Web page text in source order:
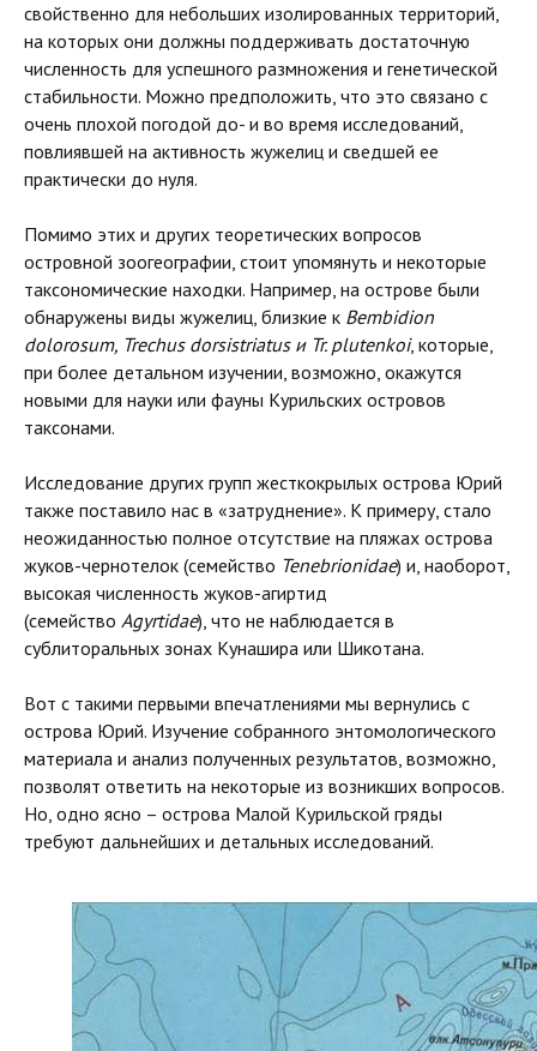
свойственно для небольших изолированных территорий,
на которых они должны поддерживать достаточную
численность для успешного размножения и генетической
стабильности. Можно предположить, что это связано с
очень плохой погодой до- и во время исследований,
повлиявшей на активность жужелиц и сведшей ее
практически до нуля.
Помимо этих и других теоретических вопросов
островной зоогеографии, стоит упомянуть и некоторые
таксономические находки. Например, на острове были
обнаружены виды жужелиц, близкие к Bembidion
dolorosum, Trechus dorsistriatus и Tr. plutenkoi, которые,
при более детальном изучении, возможно, окажутся
новыми для науки или фауны Курильских островов
таксонами.
Исследование других групп жесткокрылых острова Юрий
также поставило нас в «затруднение». К примеру, стало
неожиданностью полное отсутствие на пляжах острова
жуков-чернотелок (семейство Tenebrionidae) и, наоборот,
высокая численность жуков-агиртид
(семейство Agyrtidae), что не наблюдается в
сублиторальных зонах Кунашира или Шикотана.
Вот с такими первыми впечатлениями мы вернулись с
острова Юрий. Изучение собранного энтомологического
материала и анализ полученных результатов, возможно,
позволят ответить на некоторые из возникших вопросов.
Но, одно ясно – острова Малой Курильской гряды
требуют дальнейших и детальных исследований.